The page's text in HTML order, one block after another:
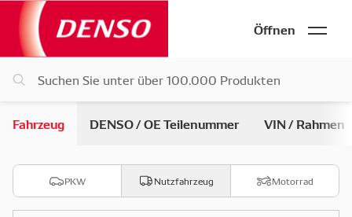
Öffnen
Fahrzeug DENSO / OE Teilenummer VIN / Rahmen
PKW Nutzfahrzeug Motorrad